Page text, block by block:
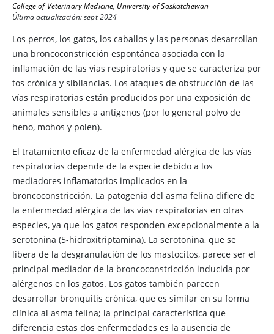
College of Veterinary Medicine, University of Saskatchewan
Última actualización: sept 2024
Los perros, los gatos, los caballos y las personas desarrollan
una broncoconstricción espontánea asociada con la
inflamación de las vías respiratorias y que se caracteriza por
tos crónica y sibilancias. Los ataques de obstrucción de las
vías respiratorias están producidos por una exposición de
animales sensibles a antígenos (por lo general polvo de
heno, mohos y polen).
El tratamiento eficaz de la enfermedad alérgica de las vías
respiratorias depende de la especie debido a los
mediadores inflamatorios implicados en la
broncoconstricción. La patogenia del asma felina difiere de
la enfermedad alérgica de las vías respiratorias en otras
especies, ya que los gatos responden excepcionalmente a la
serotonina (5-hidroxitriptamina). La serotonina, que se
libera de la desgranulación de los mastocitos, parece ser el
principal mediador de la broncoconstricción inducida por
alérgenos en los gatos. Los gatos también parecen
desarrollar bronquitis crónica, que es similar en su forma
clínica al asma felina; la principal característica que
diferencia estas dos enfermedades es la ausencia de